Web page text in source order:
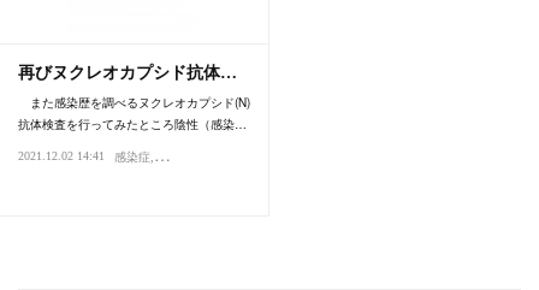
再びヌクレオカプシド抗体…
また感染歴を調べるヌクレオカプシド(N)
抗体検査を行ってみたところ陰性（感染…
2021.12.02 14:41 感染症 パンデミック